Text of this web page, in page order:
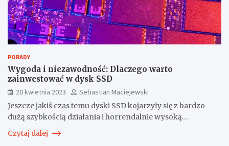
PORADY
Wygoda i niezawodność: Dlaczego warto
zainwestować w dysk SSD
20 kwietnia 2023
Sebastian Maciejewski
Jeszcze jakiś czas temu dyski SSD kojarzyły się z bardzo
dużą szybkością działania i horrendalnie wysoką…
Czytaj dalej